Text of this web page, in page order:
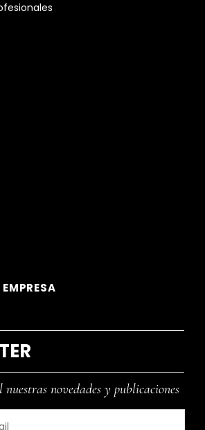
novedades y publicaciones